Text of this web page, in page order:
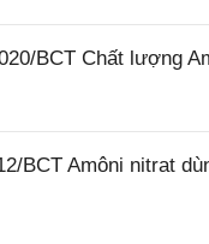
BCT Chất lượng
BCT Amôni nitrat